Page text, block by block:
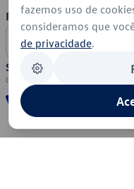
Formas de Pagamento
Segurança
fazemos uso de
consideramos que
de privacidade.